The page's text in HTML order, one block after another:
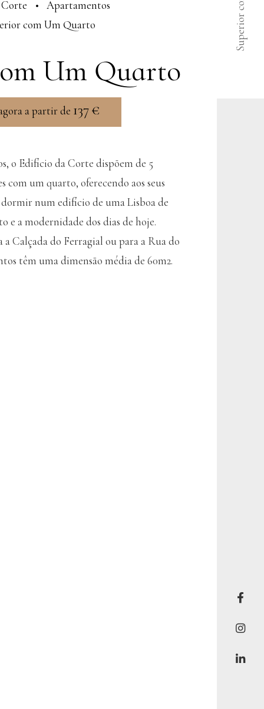
Apartamentos
com Um Quarto
Um Quarto
a partir de 137€
o Edifício da Corte dispõem de 5
com um quarto, oferecendo aos seus
num edifício de uma Lisboa de
e a modernidade dos dias de hoje.
Calçada do Ferragial ou para a Rua do
têm uma dimensão média de 60m2.